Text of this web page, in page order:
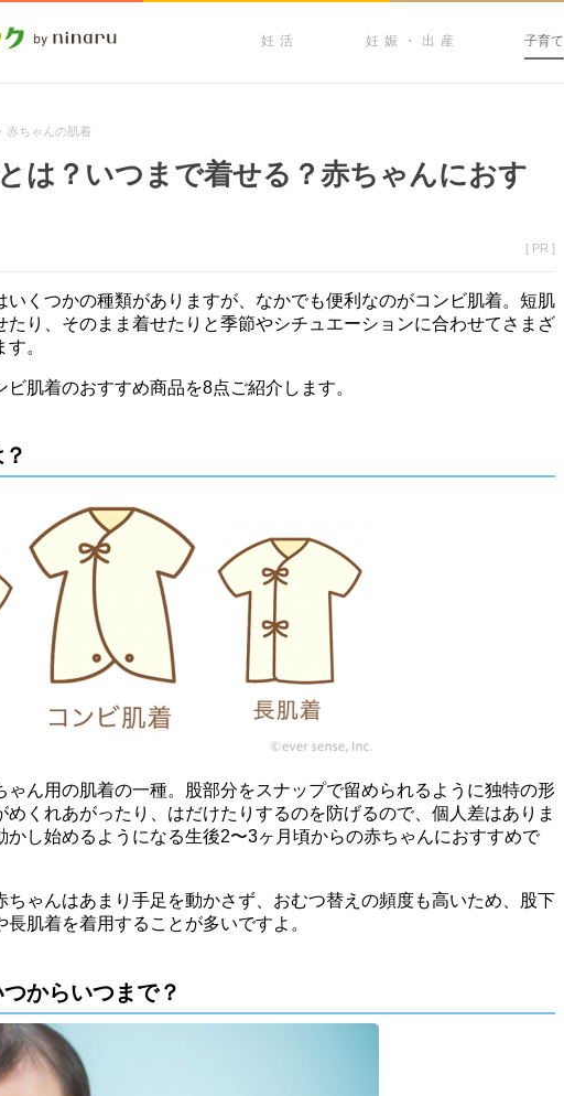
妊活 妊娠・出産 子育て
赤ちゃんの肌着
は？いつまで着せる？赤ちゃんにおす
[ PR ]
いくつかの種類がありますが、なかでも便利なのがコンビ肌着。短肌
たり、そのまま着せたりと季節やシチュエーションに合わせてさまざ
。
ビ肌着のおすすめ商品を8点ご紹介します。
ゃん用の肌着の一種。股部分をスナップで留められるように独特の形
めくれあがったり、はだけたりするのを防げるので、個人差はありま
かし始めるようになる生後2〜3ヶ月頃からの赤ちゃんにおすすめで
ちゃんはあまり手足を動かさず、おむつ替えの頻度も高いため、股下
長肌着を着用することが多いですよ。
からいつまで？